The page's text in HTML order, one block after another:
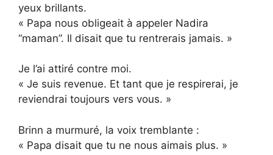
yeux brillants.
« Papa nous obligeait à appeler Nadira
“maman”. Il disait que tu rentrerais jamais. »
Je l’ai attiré contre moi.
« Je suis revenue. Et tant que je respirerai, je
reviendrai toujours vers vous. »
Brinn a murmuré, la voix tremblante :
« Papa disait que tu ne nous aimais plus. »